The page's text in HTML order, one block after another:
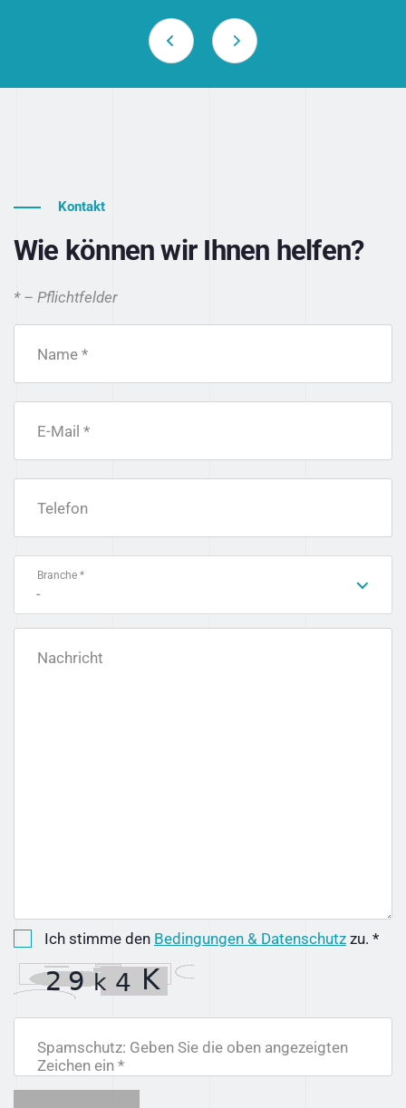
Kontakt
Wie können wir Ihnen helfen?
* – Pflichtfelder
Name *
E-Mail *
Telefon
Branche *
-
Nachricht
Ich stimme den Bedingungen & Datenschutz zu. *
Spamschutz: Geben Sie die oben angezeigten
Zeichen ein *